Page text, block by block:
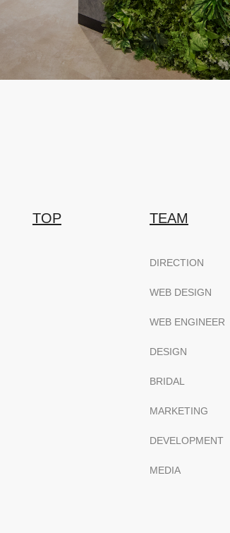
TOP TEAM
DIRECTION
WEB DESIGN
WEB ENGINEER
DESIGN
BRIDAL
MARKETING
DEVELOPMENT
MEDIA